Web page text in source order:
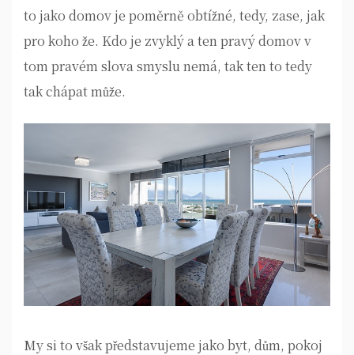
to jako domov je poměrně obtížné, tedy, zase, jak
pro koho že. Kdo je zvyklý a ten pravý domov v
tom pravém slova smyslu nemá, tak ten to tedy
tak chápat může.
My si to však představujeme jako byt, dům, pokoj